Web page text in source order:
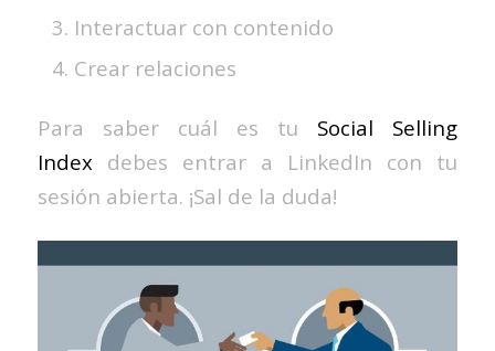
Interactuar con contenido
Crear relaciones
Para saber cuál es tu Social Selling
Index debes entrar a LinkedIn con tu
sesión abierta. ¡Sal de la duda!